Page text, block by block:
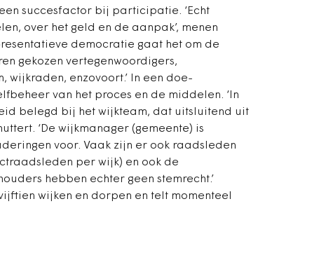
succesfactor bij participatie. ‘Echt
over het geld en de aanpak’, menen
democratie gaat het om de
gekozen vertegenwoordigers,
wijkraden, enzovoort.’ In een doe-
van het proces en de middelen. ‘In
belegd bij het wijkteam, dat uitsluitend uit
‘De wijkmanager (gemeente) is
voor. Vaak zijn er ook raadsleden
per wijk) en ook de
hebben echter geen stemrecht.’
wijken en dorpen en telt momenteel